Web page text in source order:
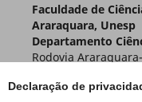
Declaração de
Faculdade de
Araraquara, Unesp
Departamento
Rodovia
Araraquara – SP –